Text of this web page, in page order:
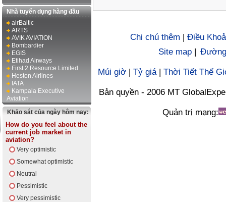
Nhà tuyển dụng hàng đầu
airBaltic
ARTS
AVIK AVIATION
Bombardier
EGIS
Etihad Airways
First 2 Resource Limited
Heston Airlines
IATA
Kampala Executive
Aviation
Khảo sát của ngày hôm nay:
How do you feel about the
current job market in
aviation?
Very optimistic
Somewhat optimistic
Neutral
Pessimistic
Very pessimistic
Chi chú thêm | Điều
Site map|
Múi giờ | Tỷ giá | Thời Tiết Thế
Bản quyền - 2006 MT
Quản trị mạng: